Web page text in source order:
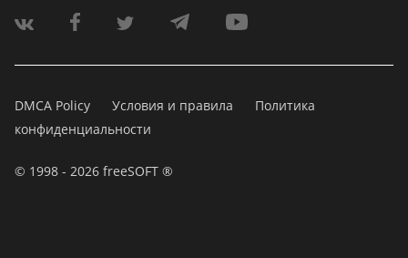
DMCA Policy Условия и правила
Политика
конфиденциальности
© 1998 - 2026 freeSOFT ®